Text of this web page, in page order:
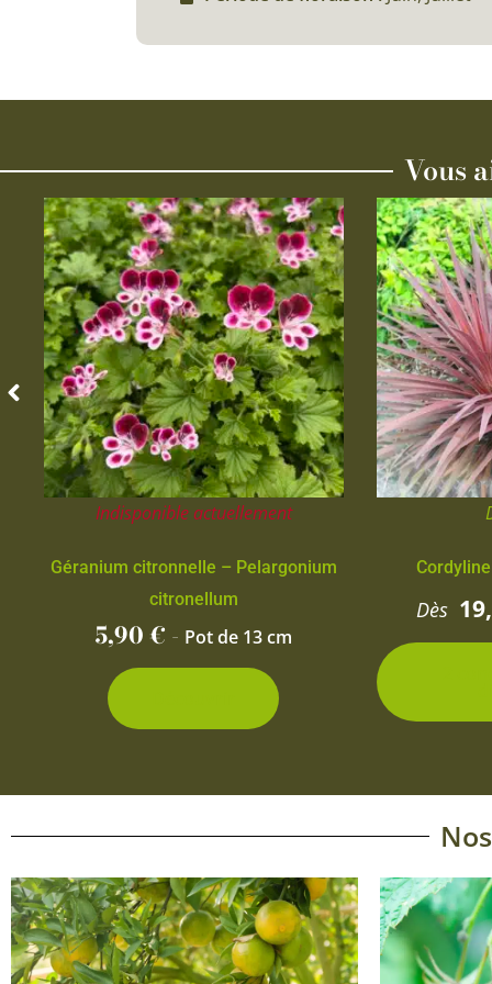
Vous
Indisponible actuellement
Géranium citronnelle – Pelargonium
citronellum
5,90€ - Pot de 13 cm
Dès